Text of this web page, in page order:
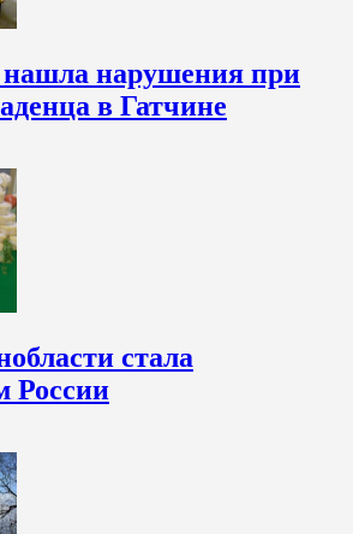
нашла нарушения при
в Гатчине
стала
России